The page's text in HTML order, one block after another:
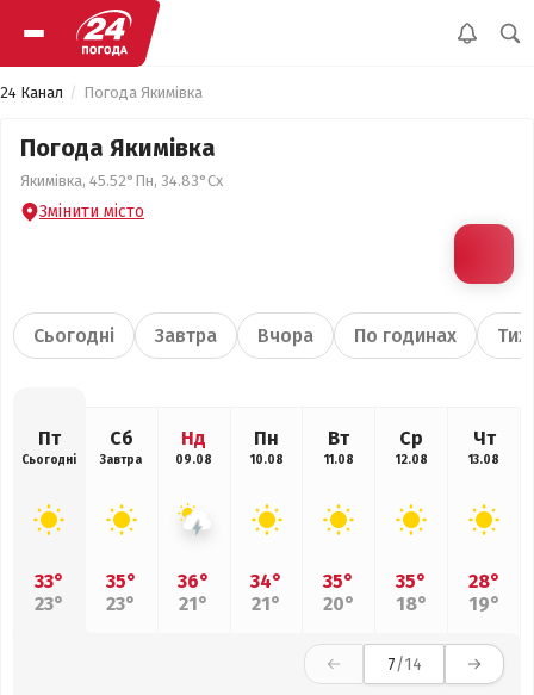
24 Канал Погода Якимівка
Погода Якимівка
Якимівка, 45.52°Пн, 34.83°Сх
Змінити місто
Сьогодні Завтра Вчора По годинах
Пт
Сьогодні
33°
23°
Сб
Завтра
35°
23°
Нд
09.08
36°
21°
Пн
10.08
34°
21°
Вт
11.08
35°
20°
Ср
12.08
35°
18°
Чт
13.08
28°
19°
7/14